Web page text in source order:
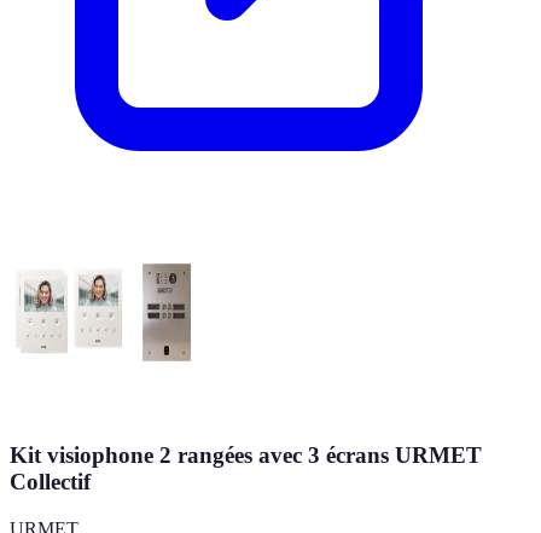
Kit visiophone 2 rangées avec 3 écrans URMET
Collectif
URMET